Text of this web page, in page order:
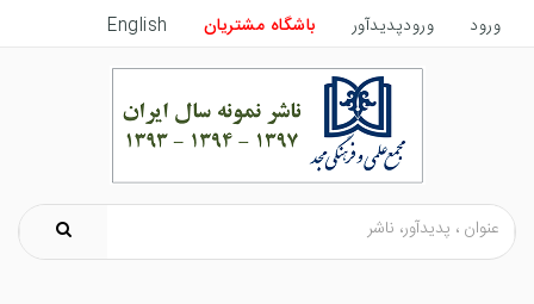
ورود ورودپدیدآور باشگاه مشتریان English